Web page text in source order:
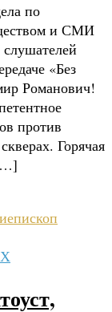
по
и СМИ
«Без
Романович!
против
Горячая